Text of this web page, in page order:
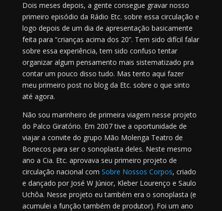
Dois meses depois, a gente consegue gravar nosso
primeiro episódio da Rádio Etc. sobre essa circulação e
logo depois de um dia de apresentação basicamente
feita para “crianças acima dos 20”. Tem sido difícil falar
sobre essa experiência, tem sido confuso tentar
organizar algum pensamento mais sistematizado pra
contar um pouco disso tudo. Mas tento aqui fazer
meu primeiro post no blog da Etc. sobre o que sinto
até agora.
Não sou marinheiro de primeira viagem nesse projeto
do Palco Giratório. Em 2007 tive a oportunidade de
viajar a convite do grupo Mão Molenga Teatro de
Bonecos para ser o sonoplasta deles. Neste mesmo
ano a Cia. Etc. aprovava seu primeiro projeto de
circulação nacional com Sobre Nossos Corpos, criado
e dançado por José W Júnior, Kleber Lourenço e Saulo
Uchôa. Nesse projeto eu também era o sonoplasta (e
acumulei a função também de produtor). Foi um ano